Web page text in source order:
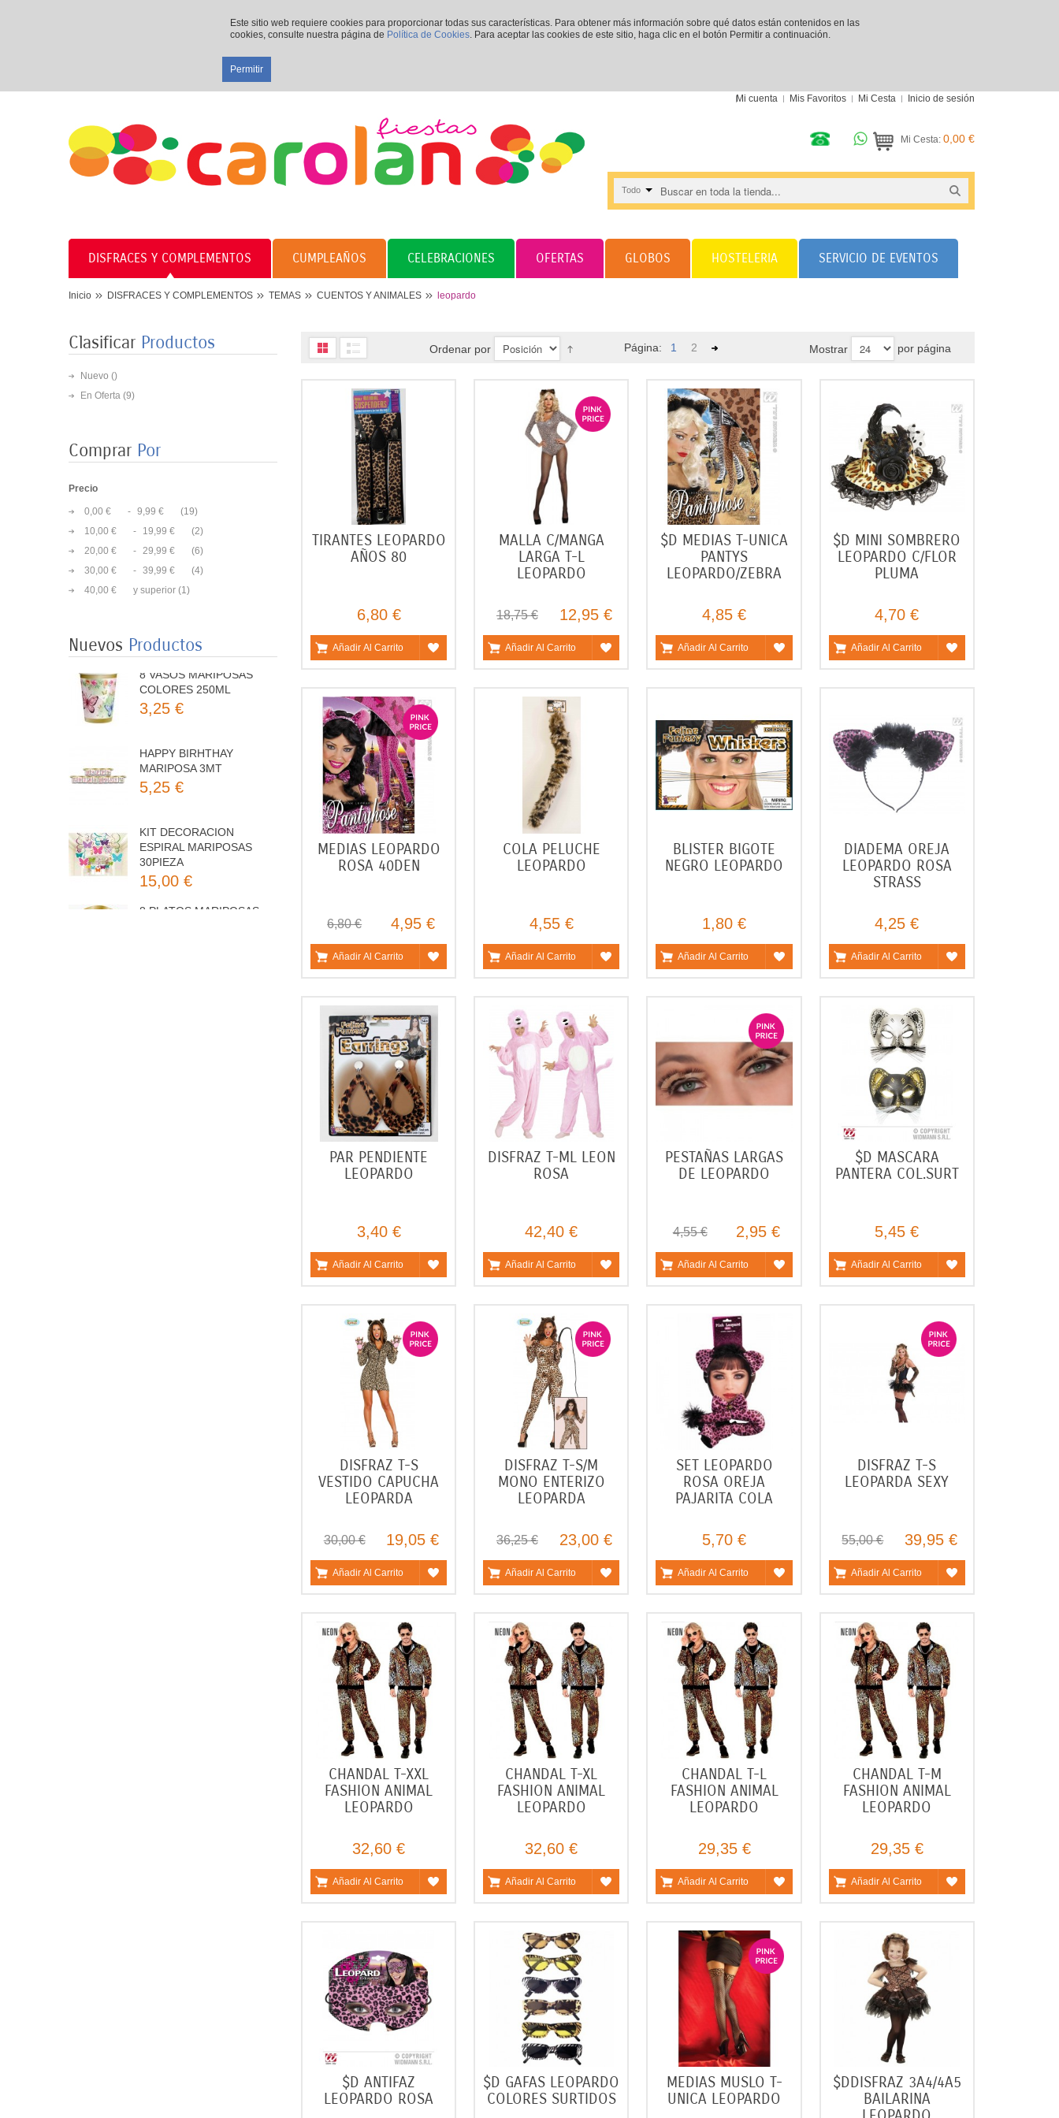
Este sitio web requiere cookies para proporcionar todas sus características. Para obtener más información sobre qué datos están contenidos en las
cookies, consulte nuestra página de Política de Cookies. Para aceptar las cookies de este sitio, haga clic en el botón Permitir a continuación.
Permitir
Mi cuenta Mis Favoritos Mi Cesta Inicio de sesión
Mi Cesta: 0,00 €
Todo
DISFRACES Y COMPLEMENTOS CUMPLEAÑOS CELEBRACIONES OFERTAS GLOBOS HOSTELERIA SERVICIO DE EVENTOS
Inicio DISFRACES Y COMPLEMENTOS TEMAS CUENTOS Y ANIMALES leopardo
Clasificar Productos
Nuevo ()
En Oferta (9)
Comprar Por
Precio
0,00 € - 9,99 €
(19)
10,00 €
- 19,99 €
(2)
20,00 €
- 29,99 €
(6)
30,00 €
- 39,99 €
(4)
40,00 €
y superior (1)
Nuevos Productos
8 PLATOS MARIPOSAS
COLORES 23CM
3,50 €
8 VASOS MARIPOSAS
COLORES 250ML
3,25 €
HAPPY BIRHTHAY
5,25 €
KIT DECORACION
15,00 €
8 PLATOS MARIPOSAS
COLORES 23CM
3,50 €
Ordenar por Página: 1 2 Mostrar por página
TIRANTES LEOPARDO
AÑOS 80
6,80 €
Añadir Al Carrito
MALLA C/MANGA
LARGA T-L
LEOPARDO
18,75 € 12,95 €
Añadir Al Carrito
$D MEDIAS T-UNICA
PANTYS
LEOPARDO/ZEBRA
4,85 €
Añadir Al Carrito
$D MINI SOMBRERO
LEOPARDO C/FLOR
PLUMA
4,70 €
Añadir Al Carrito
MEDIAS LEOPARDO
ROSA 40DEN
6,80 € 4,95 €
Añadir Al Carrito
COLA PELUCHE
LEOPARDO
4,55 €
Añadir Al Carrito
BLISTER BIGOTE
NEGRO LEOPARDO
1,80 €
Añadir Al Carrito
DIADEMA OREJA
LEOPARDO ROSA
STRASS
4,25 €
Añadir Al Carrito
PAR PENDIENTE
LEOPARDO
3,40 €
Añadir Al Carrito
DISFRAZ T-ML LEON
ROSA
42,40 €
Añadir Al Carrito
PESTAÑAS LARGAS
DE LEOPARDO
4,55 € 2,95 €
Añadir Al Carrito
$D MASCARA
PANTERA COL.SURT
5,45 €
Añadir Al Carrito
DISFRAZ T-S
VESTIDO CAPUCHA
LEOPARDA
30,00 € 19,05 €
Añadir Al Carrito
DISFRAZ T-S/M
MONO ENTERIZO
LEOPARDA
36,25 € 23,00 €
Añadir Al Carrito
SET LEOPARDO
ROSA OREJA
PAJARITA COLA
5,70 €
Añadir Al Carrito
DISFRAZ T-S
LEOPARDA SEXY
55,00 € 39,95 €
Añadir Al Carrito
CHANDAL T-XXL
FASHION ANIMAL
LEOPARDO
32,60 €
Añadir Al Carrito
CHANDAL T-XL
FASHION ANIMAL
LEOPARDO
32,60 €
Añadir Al Carrito
CHANDAL T-L
FASHION ANIMAL
LEOPARDO
29,35 €
Añadir Al Carrito
CHANDAL T-M
FASHION ANIMAL
LEOPARDO
29,35 €
Añadir Al Carrito
$D ANTIFAZ
LEOPARDO ROSA
$D GAFAS LEOPARDO
COLORES SURTIDOS
MEDIAS MUSLO T-
UNICA LEOPARDO
$DDISFRAZ 3A4/4A5
BAILARINA